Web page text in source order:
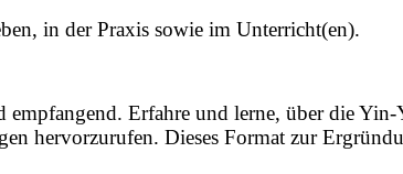
in der Praxis sowie im Unterricht(en).
Erfahre und lerne, über die
hervorzurufen. Dieses Format zur